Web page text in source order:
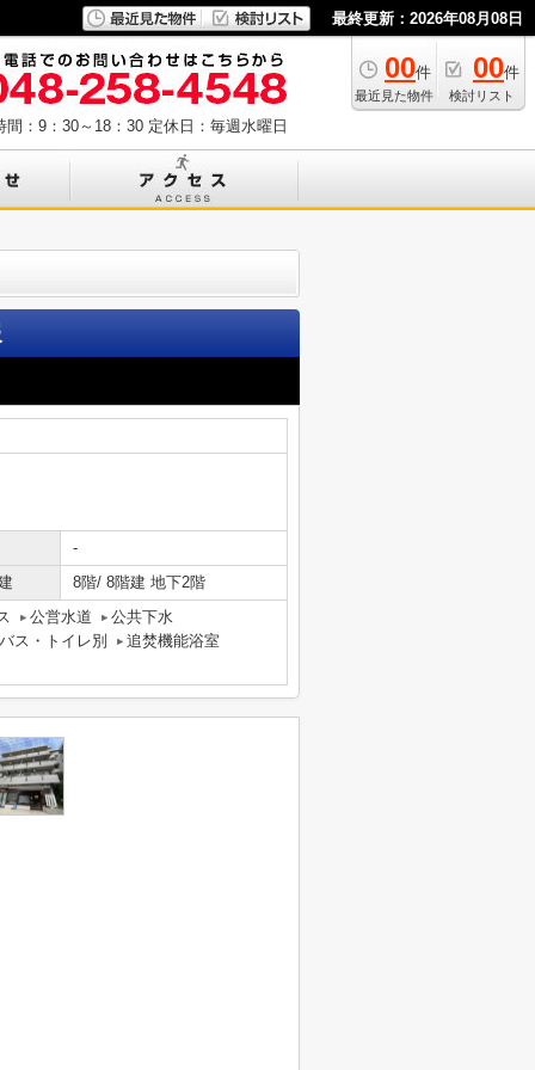
最終更新：2026年08月08日
00件
最近見た物件
00件
検討リスト
間：9：30～18：30 定休日：毎週水曜日
-
8階/ 8階建 地下2階
公営水道
公共下水
バス・トイレ別
追焚機能浴室